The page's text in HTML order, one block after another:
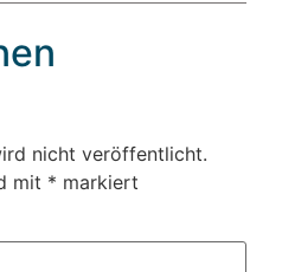
nicht veröffentlicht.
mit * markiert